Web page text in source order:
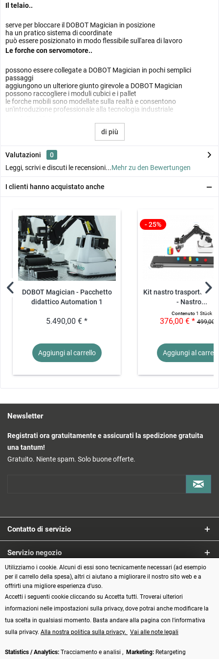
Il telaio..
serve per bloccare il DOBOT Magician in posizione
ha un pratico sistema di coordinate
può essere posizionato in modo flessibile sull'area di lavoro
Le forche con servomotore..
possono essere collegate a DOBOT Magician in pochi semplici
passaggi
aggiungono un ulteriore giunto girevole a DOBOT Magician
possono raccogliere i moduli cubici e i pallet
le forche mobili sono modellate sulla realtà e consentono
un'introduzione professionale alla tecnologia industriale
possono essere impilati (anche sfalsati l'uno sull'altro)
sono numerate su quattro lati
Il pallet..
può essere prelevato sia dalle forche che dalla testa di aspirazione
DOBOT
può anche essere impilato su moduli cubo
Contenuto della consegna
2* DOBOT Magician Basic (piano didattico disponibile a un costo
aggiuntivo)
1* Nastro trasportatore DOBOT
2* Spazio di lavoro Funduino
2* Forchette
4* Pallet
2* Bidone di stoccaggio
8* Modulo cubo
1* Materiale didattico di accompagnamento
di più
Valutazioni
0
Leggi, scrivi e discuti le recensioni...Mehr zu den Bewertungen
I clienti hanno acquistato anche
DOBOT Magician - Pacchetto
didattico Automation 1
5.490,00 € *
Aggiungi al carrello
- 25%
Kit nastro trasportatore
- Nastro...
Contenuto1 Stück
376,00 € * 499,00
Aggiungi al
Newsletter
Registrati ora gratuitamente e assicurati la spedizione gratuita
una tantum!
Gratuito. Niente spam. Solo buone offerte.
Contatto di servizio
Servizio negozio
Informazioni
Metodi di pagamento
Utilizziamo i cookie. Alcuni di essi sono tecnicamente necessari (ad esempio
per il carrello della spesa), altri ci aiutano a migliorare il nostro sito web e a
offrirti una migliore esperienza d'uso.
Accetti i seguenti cookie cliccando su Accetta tutti. Troverai ulteriori
informazioni nelle impostazioni sulla privacy, dove potrai anche modificare la
tua scelta in qualsiasi momento. Basta andare alla pagina con l'informativa
sulla privacy. Alla nostra politica sulla privacy. Vai alle note legali
Statistics / Analytics: Tracciamento e analisi , Marketing: Retargeting